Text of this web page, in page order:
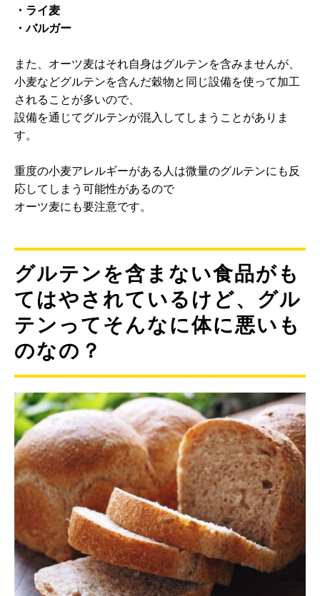
・ライ麦
・バルガー
また、オーツ麦はそれ自身はグルテンを含みませんが、
小麦などグルテンを含んだ穀物と同じ設備を使って加工
されることが多いので、
設備を通じてグルテンが混入してしまうことがありま
す。
重度の小麦アレルギーがある人は微量のグルテンにも反
応してしまう可能性があるので
オーツ麦にも要注意です。
グルテンを含まない食品がも
てはやされているけど、グル
テンってそんなに体に悪いも
のなの？